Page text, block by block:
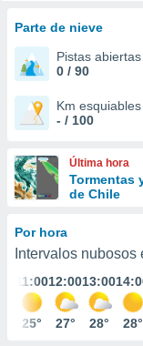
y
forma
basada
permite
coste.
botón
a la
ACEPTAR
CONTINUAR
CONFIGURACIÓN
Parte de nieve
Pistas abiertas
0 / 90
Km esquiables
- / 100
Última hora
Tormentas
de Chile
Por hora
Intervalos
11:00
25°
12:00
27°
13:00
28° 28°